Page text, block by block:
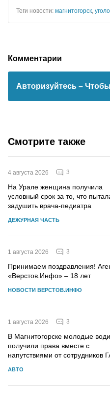
Теги новости: магнитогорск
Комментарии
Авторизуйтесь –
Смотрите также
4 августа 2026 3
На Урале женщина получила
условный срок за то, что
задушить врача-педиатра
ДЕЖУРНАЯ ЧАСТЬ
1 августа 2026 3
Принимаем поздравления!
«Верстов.Инфо» – 18 лет
НОВОСТИ ВЕРСТОВ.ИНФО
1 августа 2026 3
В Магнитогорске молодые
получили права вместе с
напутствиями от сотрудников
АВТО